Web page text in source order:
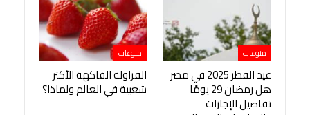
منوعات
عيد الفطر 2025 في مصر
هل رمضان 29 يومًا
تفاصيل الإجازات
منوعات
الفراولة الفاكهة الأكثر
شعبية في العالم ولماذا؟